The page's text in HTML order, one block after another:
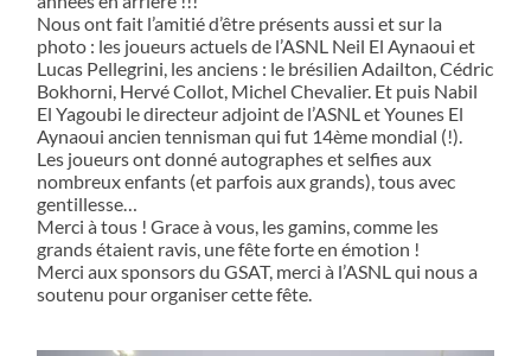
Nous ont fait l’amitié d’être présents aussi et sur la
photo : les joueurs actuels de l’ASNL Neil El Aynaoui et
Lucas Pellegrini, les anciens : le brésilien Adailton, Cédric
Bokhorni, Hervé Collot, Michel Chevalier. Et puis Nabil
El Yagoubi le directeur adjoint de l’ASNL et Younes El
Aynaoui ancien tennisman qui fut 14ème mondial (!).
Les joueurs ont donné autographes et selfies aux
nombreux enfants (et parfois aux grands), tous avec
gentillesse…
Merci à tous ! Grace à vous, les gamins, comme les
grands étaient ravis, une fête forte en émotion !
Merci aux sponsors du GSAT, merci à l’ASNL qui nous a
soutenu pour organiser cette fête.